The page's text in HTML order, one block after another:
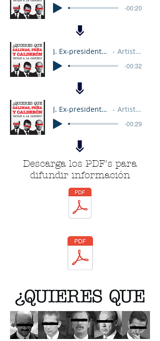
-00:20
J. Ex-presidentes Audio 6 Artist Name
-00:32
J. Ex-presidentes Audio 9 Artist Name
-00:29
Descarga los PDF's para
difundir información